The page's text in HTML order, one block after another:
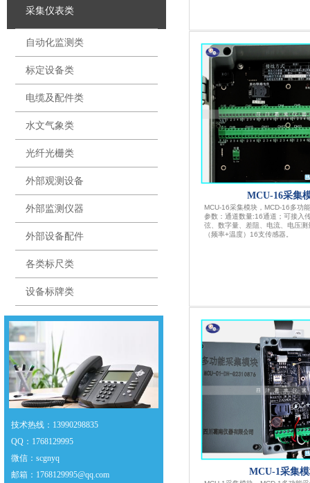
MCU-16采集
MCU-16采集模块，MCD-16多功
参数：通道数量:16通道；可接入
弦、数字量、差阻、电流、电压
（频率+温度）16支传感器。
MCU-1采集
采集仪表类
自动化监测类
标定设备类
电缆及配件类
水文气象类
光纤光栅类
外部观测设备
外部监测仪器
外部设备配件
各类标尺类
设备标牌类
技术热线：13990298835
QQ ： 1768129995
微信 ：scgnyq
邮箱 ：1768129995@qq.com